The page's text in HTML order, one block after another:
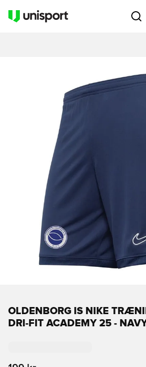
OLDENBORG IS NIKE
DRI-FIT ACADEMY 25 -